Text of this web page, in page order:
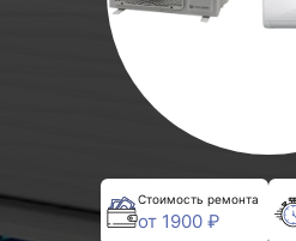
Стоимость ремонта
от 1900 ₽